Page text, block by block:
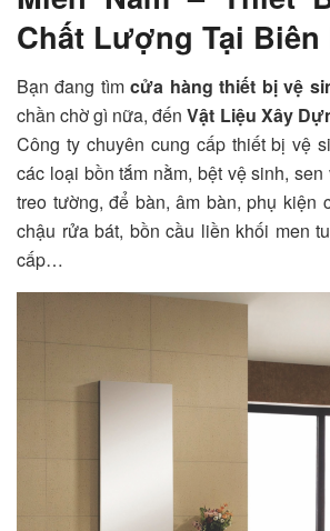
Chất Lượng Tại Biên
Bạn đang tìmcửa hàng thiết bị vệ
chần chờ gì nữa, đếnVật Liệu Xây
Công ty chuyên cung cấp thiết bị vệ
các loại bồn tắm nằm, bệt vệ sinh,
treo tường, để bàn, âm bàn, phụ kiện
chậu rửa bát, bồn cầu liền khối men
cấp…